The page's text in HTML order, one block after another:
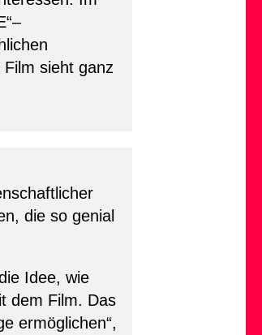
sieht ganz
die so genial
Idee, wie
dem Film. Das
ermöglichen“,